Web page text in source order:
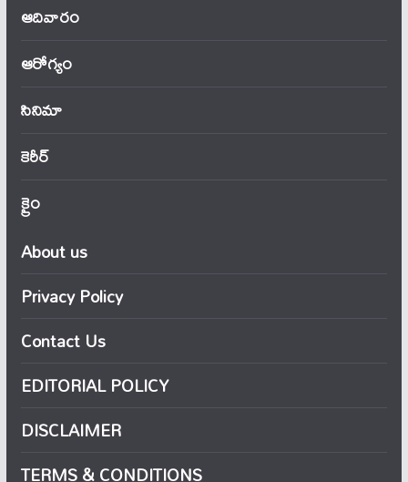
ఆదివారం
ఆరోగ్యం
సినిమా
కెరీర్
క్రైం
About us
Privacy Policy
Contact Us
EDITORIAL POLICY
DISCLAIMER
TERMS & CONDITIONS